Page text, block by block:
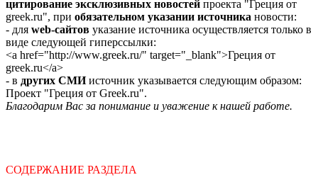
цитирование эксклюзивных новостей проекта "Греция от
greek.ru", при обязательном указании источника новости:
- для web-сайтов указание источника осуществляется только в
виде следующей гиперссылки:
<a href="http://www.greek.ru/" target="_blank">Греция от
greek.ru</a>
- в других СМИисточник указывается следующим образом:
Проект "Греция от Greek.ru".
Благодарим Вас за понимание и уважение к нашей работе.
СОДЕРЖАНИЕ РАЗДЕЛА